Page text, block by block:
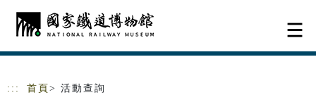
跳到主要內容
網站導覽
::: 首頁 > 活動查詢